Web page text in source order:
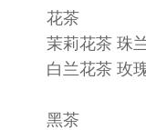
花茶
茉莉花茶 珠兰
白兰花茶 玫瑰
黑茶